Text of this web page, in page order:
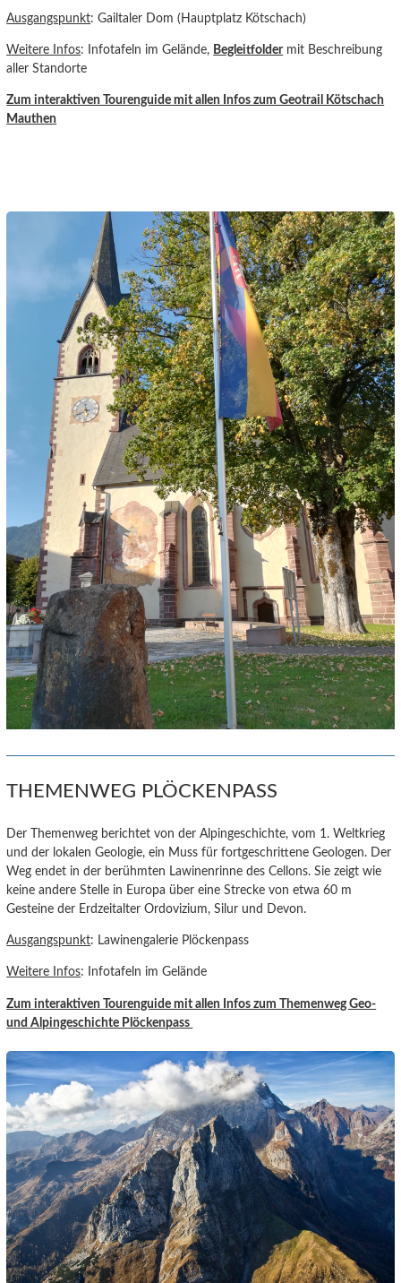
Ausgangspunkt: Gailtaler Dom (Hauptplatz Kötschach)
Weitere Infos: Infotafeln im Gelände, Begleitfoldermit Beschreibung
aller Standorte
Zum interaktiven Tourenguide mit allen Infos zum Geotrail Kötschach
Mauthen
THEMENWEG PLÖCKENPASS
Der Themenweg berichtet von der Alpingeschichte, vom 1. Weltkrieg
und der lokalen Geologie, ein Muss für fortgeschrittene Geologen. Der
Weg endet in der berühmten Lawinenrinne des Cellons. Sie zeigt wie
keine andere Stelle in Europa über eine Strecke von etwa 60 m
Gesteine der Erdzeitalter Ordovizium, Silur und Devon.
Ausgangspunkt: Lawinengalerie Plöckenpass
Weitere Infos: Infotafeln im Gelände
Zum interaktiven Tourenguide mit allen Infos zum Themenweg Geo-
und Alpingeschichte Plöckenpass